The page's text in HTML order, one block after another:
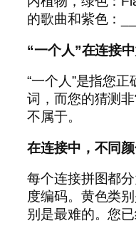
的歌曲和紫色：
“一个人”在连接
“一个人”是指您
词，而您的猜测
不属于。
在连接中，不同
每个连接拼图都
度编码。黄色类
别是最难的。您